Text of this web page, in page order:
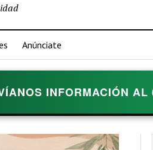
Anúnciate
INFORMACIÓN AL